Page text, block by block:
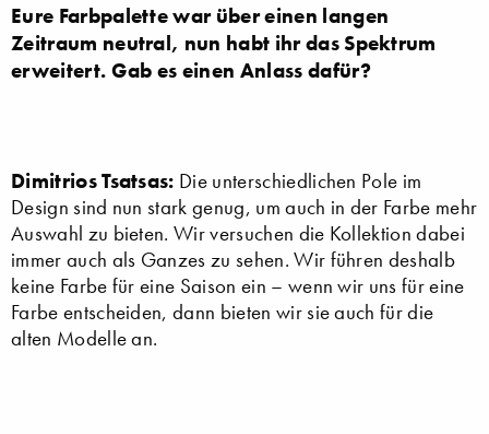
Eure Farbpalette war über einen langen
Zeitraum neutral, nun habt ihr das Spektrum
erweitert. Gab es einen Anlass dafür?
Dimitrios Tsatsas: Die unterschiedlichen Pole im
Design sind nun stark genug, um auch in der Farbe mehr
Auswahl zu bieten. Wir versuchen die Kollektion dabei
immer auch als Ganzes zu sehen. Wir führen deshalb
keine Farbe für eine Saison ein – wenn wir uns für eine
Farbe entscheiden, dann bieten wir sie auch für die
alten Modelle an.